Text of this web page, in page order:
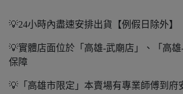
💡24小時內盡速安排出貨【例假日除外】
💡實體店面位於「高雄-武廟店」、「高
保障
💡「高雄市限定」本賣場有專業師傅到府